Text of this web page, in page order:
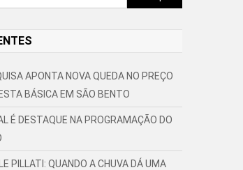
por:
APONTA NOVA QUEDA NO PREÇO
BÁSICA EM SÃO BENTO
É DESTAQUE NA PROGRAMAÇÃO DO
PILLATI: QUANDO A CHUVA DÁ UMA